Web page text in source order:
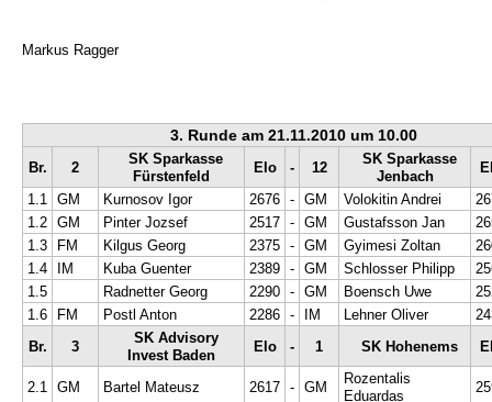
Markus Ragger
3. Runde am 21.11.2010 um 10.00
Br. 2
SK Sparkasse
Fürstenfeld
Elo - 12
SK Sparkasse
Jenbach
1.1 GM Kurnosov Igor 2676 - GM Volokitin Andrei
1.2 GM Pinter Jozsef 2517 - GM Gustafsson Jan
1.3
FM Kilgus Georg 2375 - GM Gyimesi Zoltan
1.4
IM Kuba Guenter 2389 - GM Schlosser Philipp
1.5
Radnetter Georg 2290 - GM Boensch Uwe
1.6
FM Postl Anton 2286 - IM Lehner Oliver
Br.
3
SK Advisory
Invest Baden
Elo - 1 SK Hohenems
2.1 GM Bartel Mateusz 2617 - GM
Rozentalis
Eduardas